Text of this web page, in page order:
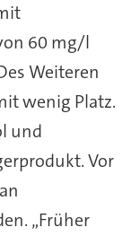
60 mg/l
Weiteren
wenig Platz.
und
Vor
„Früher